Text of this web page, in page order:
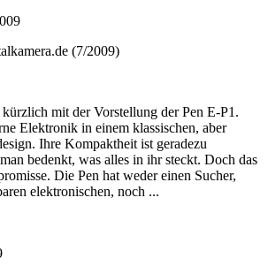
(7/2009)
mit der Vorstellung der Pen E-P1.
Elektronik in einem klassischen, aber
Ihre Kompaktheit ist geradezu
bedenkt, was alles in ihr steckt. Doch das
Die Pen hat weder einen Sucher,
elektronischen, noch ...